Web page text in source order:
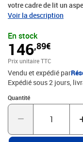
votre cadre de lit un
coucher. Tissu durable :
les pieds en bois
réglable : la tête de lit
préférences.Excellent
soutien du dos lorsque
regarder la télévision.
uniquement la tête de
inclus. Vous pouvez
matelas
montage dans la boîte
mélèze massifMatériau
Voir la description
En stock
146,89€
Prix unitaire TTC
Vendu et expédié par
Expédié sous 2 jours
Quantité
Quantité : 1